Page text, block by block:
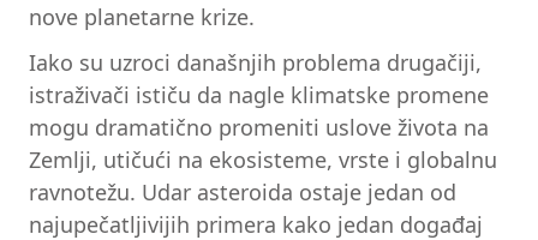
nove planetarne krize.
Iako su uzroci današnjih problema drugačiji,
istraživači ističu da nagle klimatske promene
mogu dramatično promeniti uslove života na
Zemlji, utičući na ekosisteme, vrste i globalnu
ravnotežu. Udar asteroida ostaje jedan od
najupečatljivijih primera kako jedan događaj